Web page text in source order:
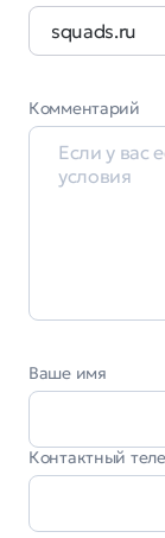
Комментарий
Ваше имя
Контактный